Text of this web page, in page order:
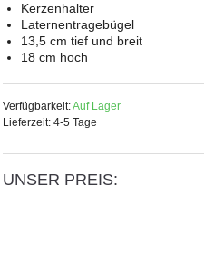
Kerzenhalter
Laternentragebügel
13,5 cm tief und breit
18 cm hoch
Verfügbarkeit:Auf Lager
Lieferzeit: 4-5 Tage
UNSER PREIS: